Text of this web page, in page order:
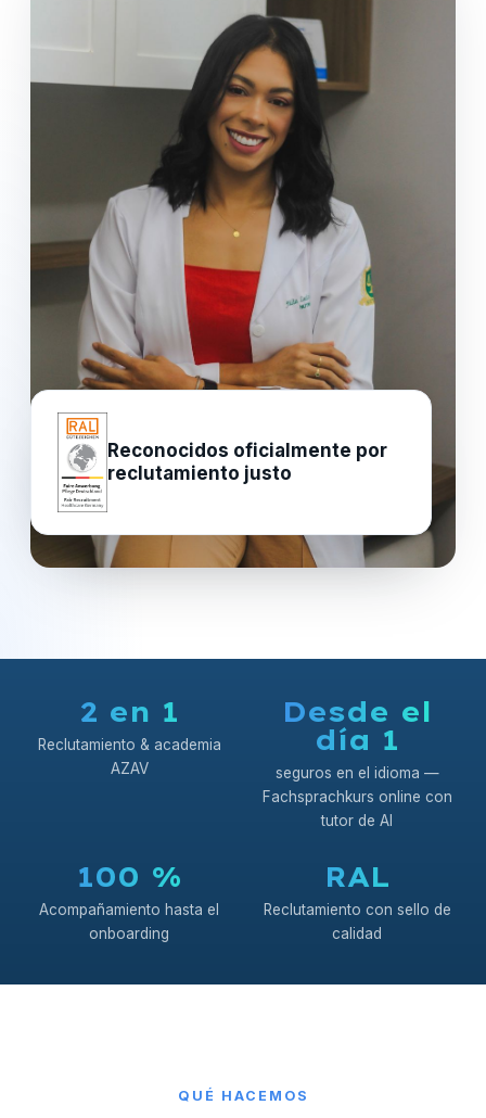
Reconocidos oficialmente por
reclutamiento justo
2 en 1
Reclutamiento & academia
AZAV
Desde el
día 1
seguros en el idioma —
Fachsprachkurs online con
tutor de AI
100 %
Acompañamiento hasta el
onboarding
RAL
Reclutamiento con sello de
calidad
QUÉ HACEMOS